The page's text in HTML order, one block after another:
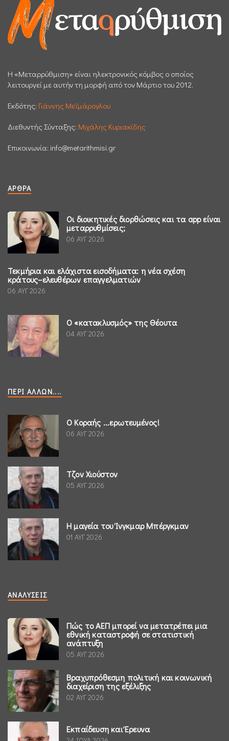
H «Μεταρρύθμιση» είναι ηλεκτρονικός κόμβος ο οποίος
λειτουργεί με αυτήν τη μορφή από τον Μάρτιο του 2012.
Εκδότης: Γιάννης Μεϊμάρογλου
Διεθυντής Σύνταξης: Μιχάλης Κυριακίδης
Επικοινωνία: info@metarithmisi.gr
ΆΡΘΡΑ
Οι διοικητικές διορθώσεις και τα app είναι
μεταρρυθμίσεις;
06 ΑΥΓ 2026
Τεκμήρια και ελάχιστα εισοδήματα: η νέα σχέση
κράτους–ελευθέρων επαγγελματιών
06 ΑΥΓ 2026
Ο «κατακλυσμός» της Θέουτα
04 ΑΥΓ 2026
ΠΕΡΊ ΆΛΛΩΝ....
Ο Κοραής ...ερωτευμένος!
06 ΑΥΓ 2026
Τζον Χιούστον
05 ΑΥΓ 2026
Η μαγεία του Ίνγκμαρ Μπέργκμαν
01 ΑΥΓ 2026
ΑΝΑΛΎΣΕΙΣ
Πώς το ΑΕΠ μπορεί να μετατρέπει μια
εθνική καταστροφή σε στατιστική
ανάπτυξη
05 ΑΥΓ 2026
Βραχυπρόθεσμη πολιτική και κοινωνική
διαχείριση της εξέλιξης
02 ΑΥΓ 2026
Εκπαίδευση και Έρευνα